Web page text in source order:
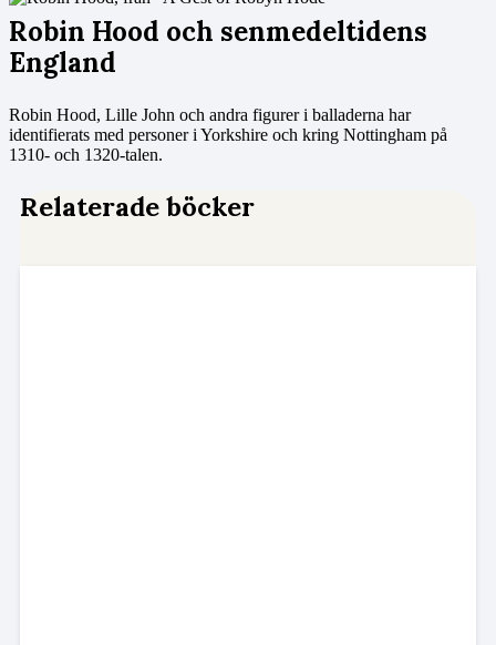
Robin Hood och senmedeltidens
England
Robin Hood, Lille John och andra figurer i balladerna har
identifierats med personer i Yorkshire och kring Nottingham på
1310- och 1320-talen.
Relaterade böcker